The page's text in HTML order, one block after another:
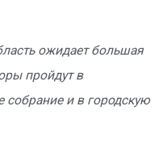
ожидает большая
пройдут в
собрание и в городскую